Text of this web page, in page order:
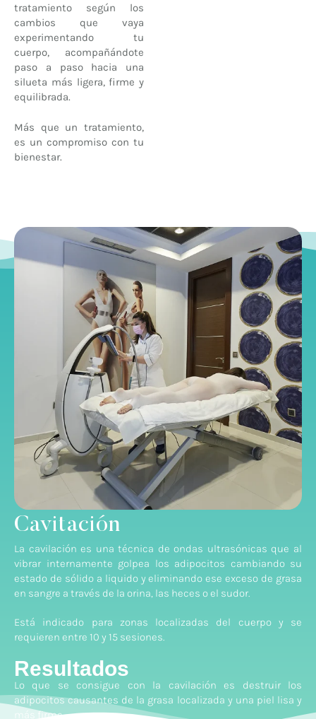
tratamiento según los
cambios que vaya
experimentando tu
cuerpo, acompañándote
paso a paso hacia una
silueta más ligera, firme y
equilibrada.
Más que un tratamiento,
es un compromiso con tu
bienestar.
Cavitación
La cavilación es una técnica de ondas ultrasónicas que al
vibrar internamente golpea los adipocitos cambiando su
estado de sólido a liquido y eliminando ese exceso de grasa
en sangre a través de la orina, las heces o el sudor.
Está indicado para zonas localizadas del cuerpo y se
requieren entre 10 y 15 sesiones.
Resultados
Lo que se consigue con la cavilación es destruir los
adipocitos causantes de la grasa localizada y una piel lisa y
más firme